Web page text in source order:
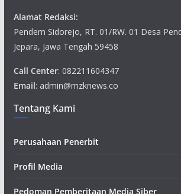
Alamat Redaksi:
Pendem Sidorejo, RT. 01/RW. 01 Desa
Jepara, Jawa Tengah 59458
Call Center: 082211604347
Email: admin@mzknews.co
Tentang Kami
Perusahaan Penerbit
Profil Media
Pedoman Pemberitaan Media Siber